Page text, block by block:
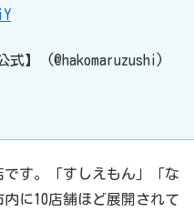
】 (@hakomaruzushi)
す。「すしえもん」「な
に10店舗ほど展開されて